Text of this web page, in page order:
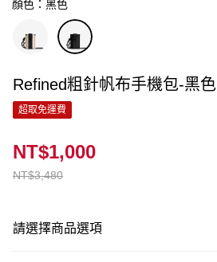
顏色：黑色
Refined粗針帆布手機包-黑色
超取免運費
NT$3,480
NT$1,000
請選擇商品選項